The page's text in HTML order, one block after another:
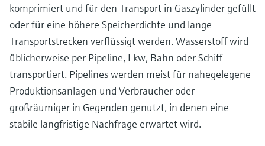
komprimiert und für den Transport in Gaszylinder gefüllt
oder für eine höhere Speicherdichte und lange
Transportstrecken verflüssigt werden. Wasserstoff wird
üblicherweise per Pipeline, Lkw, Bahn oder Schiff
transportiert. Pipelines werden meist für nahegelegene
Produktionsanlagen und Verbraucher oder
großräumiger in Gegenden genutzt, in denen eine
stabile langfristige Nachfrage erwartet wird.